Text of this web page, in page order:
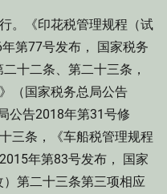
《印花税管理规程（试
第77号发布， 国家税务
十二条、第二十三条，
（国家税务总局公告
公告2018年第31号修
三条，《车船税管理规程
年第83号发布， 国家
第二十三条第三项相应